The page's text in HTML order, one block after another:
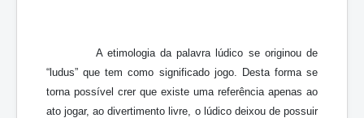
A etimologia da palavra lúdico se originou de
“ludus” que tem como significado jogo. Desta forma se
torna possível crer que existe uma referência apenas ao
ato jogar, ao divertimento livre, o lúdico deixou de possuir